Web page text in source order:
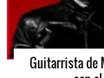
Guitarrista de